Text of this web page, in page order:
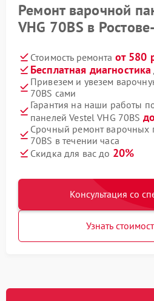
Ремонт варочной
VHG 70BS в
Стоимость ремонта от 580
Бесплатная диагностика
Привезем и увезем
70BS сами
Гарантия на наши работы
панелей Vestel VHG 70BS
Срочный ремонт варочных
70BS в течении часа
Скидка для вас до 20%
Консультация со
Узнать